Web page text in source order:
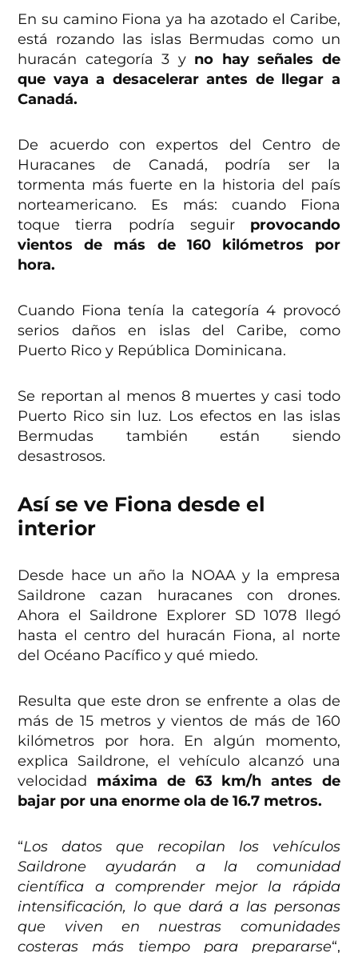
En su camino Fiona ya ha azotado el Caribe,
está rozando las islas Bermudas como un
huracán categoría 3 y no hay señales de
que vaya a desacelerar antes de llegar a
Canadá.
De acuerdo con expertos del Centro de
Huracanes de Canadá, podría ser la
tormenta más fuerte en la historia del país
norteamericano. Es más: cuando Fiona
toque tierra podría seguir provocando
vientos de más de 160 kilómetros por
hora.
Cuando Fiona tenía la categoría 4 provocó
serios daños en islas del Caribe, como
Puerto Rico y República Dominicana.
Se reportan al menos 8 muertes y casi todo
Puerto Rico sin luz. Los efectos en las islas
Bermudas también están siendo
desastrosos.
Así se ve Fiona desde el
interior
Desde hace un año la NOAA y la empresa
Saildrone cazan huracanes con drones.
Ahora el Saildrone Explorer SD 1078 llegó
hasta el centro del huracán Fiona, al norte
del Océano Pacífico y qué miedo.
Resulta que este dron se enfrente a olas de
más de 15 metros y vientos de más de 160
kilómetros por hora. En algún momento,
explica Saildrone, el vehículo alcanzó una
velocidad máxima de 63 km/h antes de
bajar por una enorme ola de 16.7 metros.
“Los datos que recopilan los vehículos
Saildrone ayudarán a la comunidad
científica a comprender mejor la rápida
intensificación, lo que dará a las personas
que viven en nuestras comunidades
costeras más tiempo para prepararse“,